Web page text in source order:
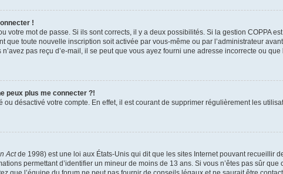
!
votre mot de passe. Si ils sont corrects, il y a deux possibilités. Si la gestion COPPA
que toute nouvelle inscription soit activée par vous-même ou par l’administrateur
pas reçu d’e-mail, il se peut que vous ayez fourni une adresse incorrecte ou
peux plus me connecter ?!
ou désactivé votre compte. En effet, il est courant de supprimer régulièrement les
Actde 1998) est une loi aux États-Unis qui dit que les sites Internet pouvant recueillir
permettant d’identifier un mineur de moins de 13 ans. Si vous n’êtes pas sûr